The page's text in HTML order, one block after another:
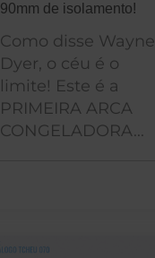
90mm de isolamento!
Como disse Wayne
Dyer, o céu é o
limite! Este é a
PRIMEIRA ARCA
CONGELADORA...